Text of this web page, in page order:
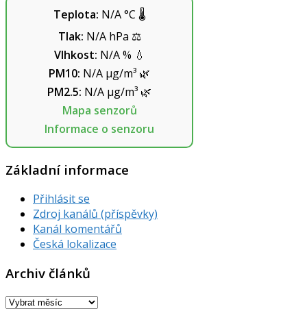
Teplota: N/A°C 🌡️
Tlak: N/AhPa ⚖️
Vlhkost: N/A% 💧
PM10: N/A µg/m³ 🌿
PM2.5: N/A µg/m³ 🌿
Mapa senzorů
Informace o senzoru
Základní informace
Přihlásit se
Zdroj kanálů (příspěvky)
Kanál komentářů
Česká lokalizace
Archiv článků
Archiv